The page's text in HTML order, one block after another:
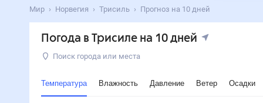
Мир Норвегия Трисиль Прогноз на 10 дней
Погода в Трисиле на 10 дней
Поиск города или места
Температура Влажность Давление Ветер Осадки